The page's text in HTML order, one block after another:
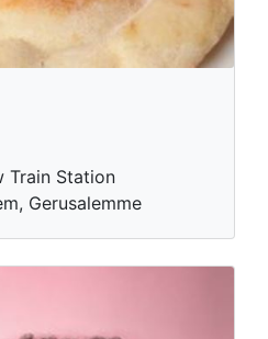
Train Station
Gerusalemme